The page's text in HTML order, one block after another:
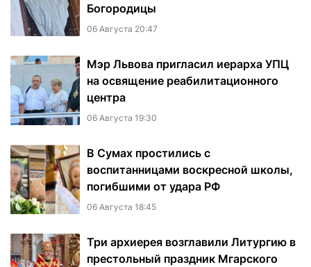
Богородицы
06 Августа 20:47
Мэр Львова пригласил иерарха УПЦ
на освящение реабилитационного
центра
06 Августа 19:30
В Сумах простились с
воспитанницами воскресной школы,
погибшими от удара РФ
06 Августа 18:45
Три архиерея возглавили Литургию в
престольный праздник Мгарского